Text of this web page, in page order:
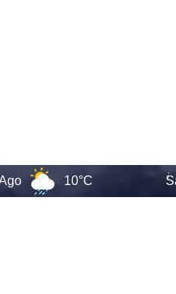
10°C Santa